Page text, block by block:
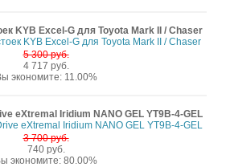
KYB Excel-G для Toyota Mark II / Chaser
5 300 руб.
4 717 руб.
экономите: 11.00%
eXtremal Iridium NANO GEL YT9B-4-GEL
3 700 руб.
740 руб.
экономите: 80.00%